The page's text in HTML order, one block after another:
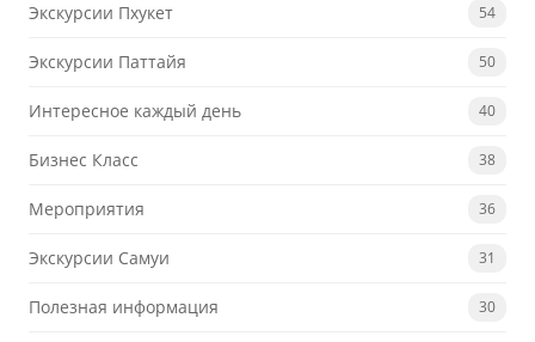
Экскурсии Пхукет 54
Экскурсии Паттайя 50
Интересное каждый день 40
Бизнес Класс 38
Мероприятия 36
Экскурсии Самуи 31
Полезная информация 30